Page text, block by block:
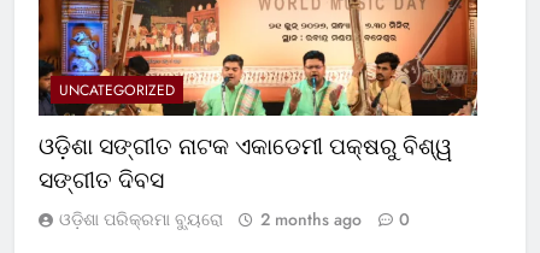
UNCATEGORIZED
ଓଡ଼ିଶା ସଙ୍ଗୀତ ନାଟକ ଏକାଡେମୀ ପକ୍ଷରୁ ବିଶ୍ୱ
ସଙ୍ଗୀତ ଦିବସ
ଓଡ଼ିଶା ପରିକ୍ରମା ବ୍ୟୁରୋ 2 months ago 0